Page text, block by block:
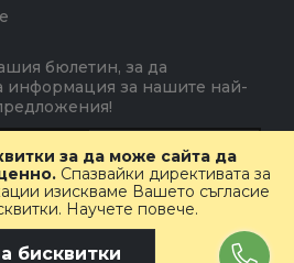
за да може сайта да
Спазвайки директивата за
изискваме Вашето съгласие
Научете повече.
бисквитки
бюлетин, за да
информация за нашите най-
Абониране
Group, Inc. All rights